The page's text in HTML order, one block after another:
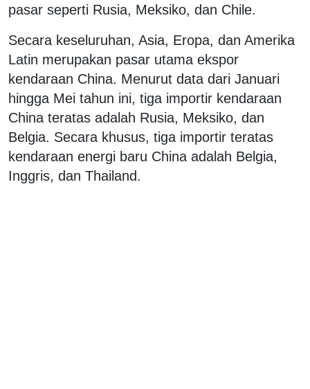
pasar seperti Rusia, Meksiko, dan Chile.
Secara keseluruhan, Asia, Eropa, dan Amerika
Latin merupakan pasar utama ekspor
kendaraan China. Menurut data dari Januari
hingga Mei tahun ini, tiga importir kendaraan
China teratas adalah Rusia, Meksiko, dan
Belgia. Secara khusus, tiga importir teratas
kendaraan energi baru China adalah Belgia,
Inggris, dan Thailand.